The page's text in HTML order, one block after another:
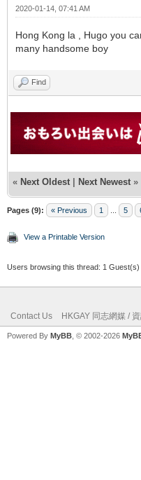
2020-01-14, 07:41 AM
Hong Kong la , Hugo you
many handsome boy
Find
« Next Oldest | Next Newest »
Pages (9): « Previous 1 5
View a Printable Version
Users browsing this thread: 1 Guest(s)
Contact Us HKGAY 同志網媒 /
Powered By MyBB , © 2002-2026